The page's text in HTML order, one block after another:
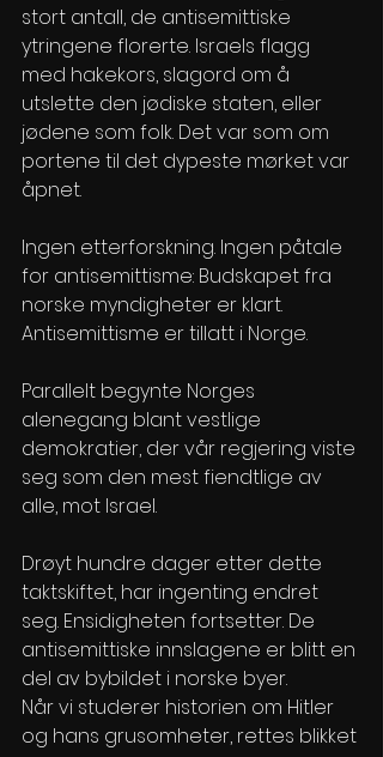
stort antall, de antisemittiske
ytringene florerte. Israels flagg
med hakekors, slagord om å
utslette den jødiske staten, eller
jødene som folk. Det var som om
portene til det dypeste mørket var
åpnet.
Ingen etterforskning. Ingen påtale
for antisemittisme: Budskapet fra
norske myndigheter er klart.
Antisemittisme er tillatt i Norge.
Parallelt begynte Norges
alenegang blant vestlige
demokratier, der vår regjering viste
seg som den mest fiendtlige av
alle, mot Israel.
Drøyt hundre dager etter dette
taktskiftet, har ingenting endret
seg. Ensidigheten fortsetter. De
antisemittiske innslagene er blitt en
del av bybildet i norske byer.
Når vi studerer historien om Hitler
og hans grusomheter, rettes blikket